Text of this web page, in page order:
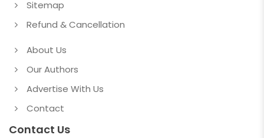
Sitemap
Refund & Cancellation
About Us
Our Authors
Advertise With Us
Contact
Contact Us